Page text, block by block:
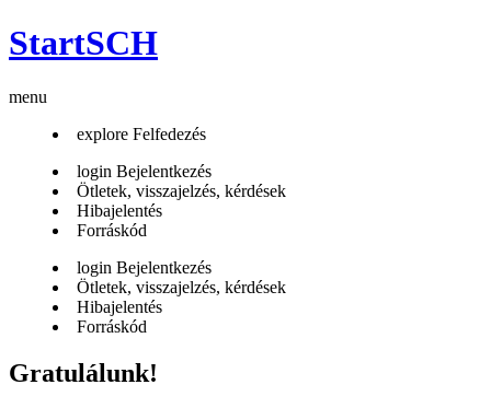
StartSCH
menu
explore Felfedezés
login Bejelentkezés
Ötletek, visszajelzés, kérdések
Hibajelentés
Forráskód
login Bejelentkezés
Ötletek, visszajelzés, kérdések
Hibajelentés
Forráskód
Gratulálunk!